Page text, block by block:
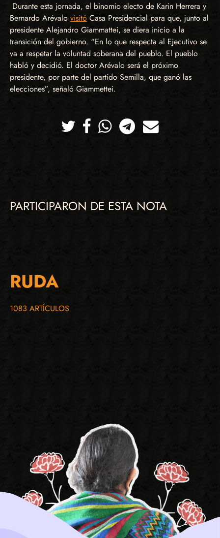
Durante esta jornada, el binomio electo de Karin Herrera y
Bernardo Arévalo visitó Casa Presidencial para que, junto al
presidente Alejandro Giammattei, se diera inicio a la
transición del gobierno. “En lo que respecta al Ejecutivo se
va a respetar la voluntad soberana del pueblo. El pueblo
habló y decidió. El doctor Arévalo será el próximo
presidente, por parte del partido Semilla, que ganó las
elecciones”, señaló Giammettei.
TwitterFacebookWhatsappTelegramCorreo
PARTICIPARON DE ESTA NOTA
RUDA
1083 ARTÍCULOS